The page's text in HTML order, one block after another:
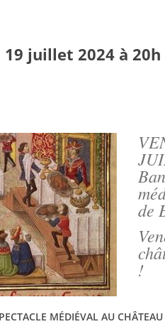
juillet 2024 à 20h
de
!
MÉDIÉVAL AU